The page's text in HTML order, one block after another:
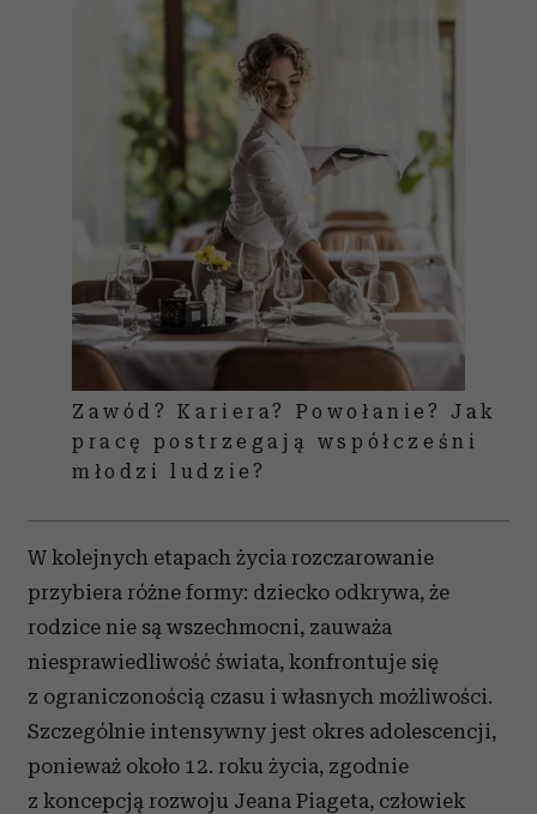
Zawód? Kariera? Powołanie? Jak
pracę postrzegają współcześni
młodzi ludzie?
W kolejnych etapach życia rozczarowanie
przybiera różne formy: dziecko odkrywa, że
rodzice nie są wszechmocni, zauważa
niesprawiedliwość świata, konfrontuje się
z ograniczonością czasu i własnych możliwości.
Szczególnie intensywny jest okres adolescencji,
ponieważ około 12. roku życia, zgodnie
z koncepcją rozwoju Jeana Piageta, człowiek